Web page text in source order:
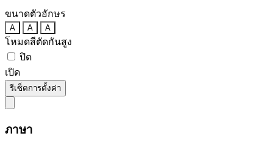
ขนาดตัวอักษร
A A A
โหมดสีตัดกันสูง
ปิด
เปิด
รีเซ็ตการตั้งค่า
ภาษา